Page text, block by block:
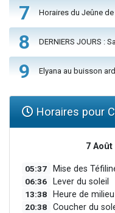
7 Horaires du Jeûne de
8 DERNIERS JOURS :
9 Elyana au buisson
Horaires pour
7 Août
05:37 Mise des
06:36 Lever du soleil
13:38 Heure de
20:38 Coucher du